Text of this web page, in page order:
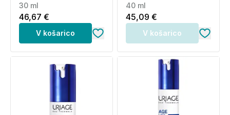
30 ml
46,67 €
V košarico
40 ml
45,09 €
V košarico